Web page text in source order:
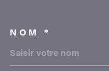
NOM *